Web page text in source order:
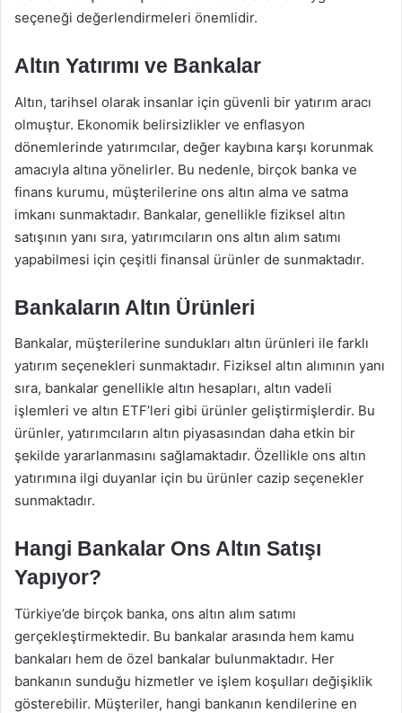
seçeneği değerlendirmeleri önemlidir.
Altın Yatırımı ve Bankalar
Altın, tarihsel olarak insanlar için güvenli bir yatırım aracı
olmuştur. Ekonomik belirsizlikler ve enflasyon
dönemlerinde yatırımcılar, değer kaybına karşı korunmak
amacıyla altına yönelirler. Bu nedenle, birçok banka ve
finans kurumu, müşterilerine ons altın alma ve satma
imkanı sunmaktadır. Bankalar, genellikle fiziksel altın
satışının yanı sıra, yatırımcıların ons altın alım satımı
yapabilmesi için çeşitli finansal ürünler de sunmaktadır.
Bankaların Altın Ürünleri
Bankalar, müşterilerine sundukları altın ürünleri ile farklı
yatırım seçenekleri sunmaktadır. Fiziksel altın alımının yanı
sıra, bankalar genellikle altın hesapları, altın vadeli
işlemleri ve altın ETF’leri gibi ürünler geliştirmişlerdir. Bu
ürünler, yatırımcıların altın piyasasından daha etkin bir
şekilde yararlanmasını sağlamaktadır. Özellikle ons altın
yatırımına ilgi duyanlar için bu ürünler cazip seçenekler
sunmaktadır.
Hangi Bankalar Ons Altın Satışı
Yapıyor?
Türkiye’de birçok banka, ons altın alım satımı
gerçekleştirmektedir. Bu bankalar arasında hem kamu
bankaları hem de özel bankalar bulunmaktadır. Her
bankanın sunduğu hizmetler ve işlem koşulları değişiklik
gösterebilir. Müşteriler, hangi bankanın kendilerine en